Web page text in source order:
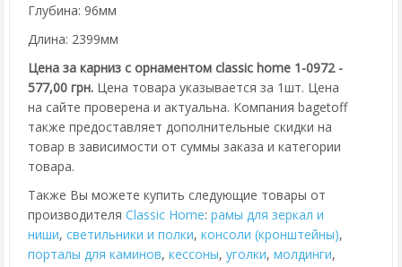
Глубина: 96мм
Длина: 2399мм
Цена за карниз с орнаментом classic home 1-0972 -
577,00 грн. Цена товара указывается за 1шт. Цена
на сайте проверена и актуальна. Компания bagetoff
также предоставляет дополнительные скидки на
товар в зависимости от суммы заказа и категории
товара.
Также Вы можете купить следующие товары от
производителя Classic Home: рамы для зеркал и
ниши, cветильники и полки, консоли (кронштейны),
порталы для каминов, кессоны, уголки, молдинги,